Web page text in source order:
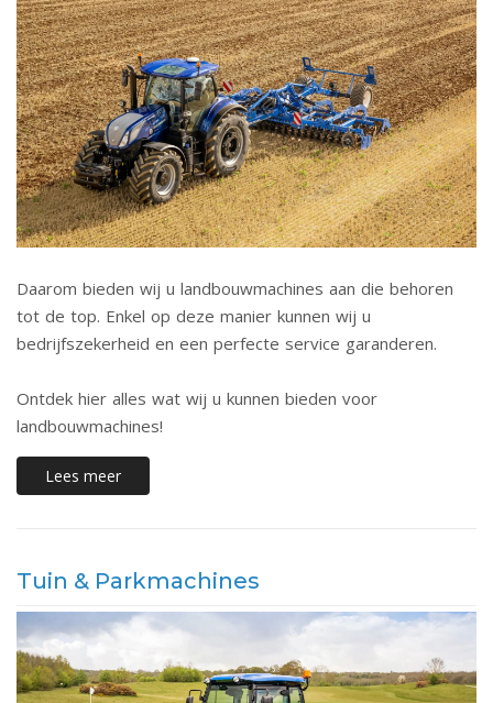
Daarom bieden wij u landbouwmachines aan die behoren
tot de top. Enkel op deze manier kunnen wij u
bedrijfszekerheid en een perfecte service garanderen.
Ontdek hier alles wat wij u kunnen bieden voor
landbouwmachines!
Lees meer
Tuin & Parkmachines